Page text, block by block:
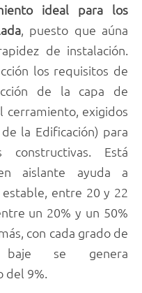
ideal para los
, puesto que aúna
de instalación.
los requisitos de
de la capa de
cerramiento, exigidos
la Edificación) para
Está
aislante ayuda a
entre 20 y 22
un 20% y un 50%
con cada grado de
se genera
del 9%.